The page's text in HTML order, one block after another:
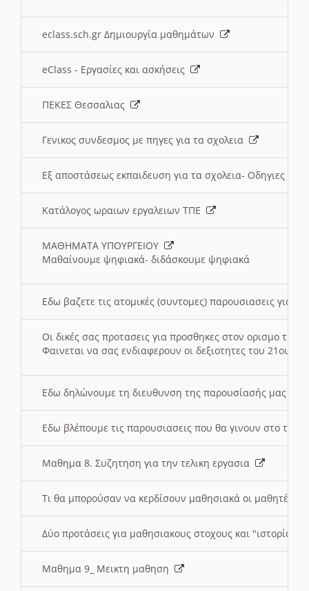
eclass.sch.gr Δημιουργία μαθημάτων
eClass - Εργασίες και ασκήσεις
ΠΕΚΕΣ Θεσσαλιας
Γενικος συνδεσμος με πηγες για τα σχολεια
Εξ αποστάσεως εκπαιδευση για τα σχολεια- Οδηγιες
Κατάλογος ωραιων εργαλειων ΤΠΕ
ΜΑΘΗΜΑΤΑ ΥΠΟΥΡΓΕΙΟΥ
Μαθαίνουμε ψηφιακά- διδάσκουμε ψηφιακά
Εδω βαζετε τις ατομικές (συντομες) παρουσιασεις για
Οι δικές σας προτασεις για προσθηκες στον ορισμο
Φαινεται να σας ενδιαφερουν οι δεξιοτητες του 21ου
Εδω δηλώνουμε τη διευθυνση της παρουσίασής μας
Εδω βλέπουμε τις παρουσιασεις που θα γινουν στο
Μαθημα 8. Συζητηση για την τελικη εργασια
Τι θα μπορούσαν να κερδίσουν μαθησιακά οι μαθητές/
Δύο προτάσεις για μαθησιακους στοχους και "ιστορία"
Μαθημα 9_ Μεικτη μαθηση